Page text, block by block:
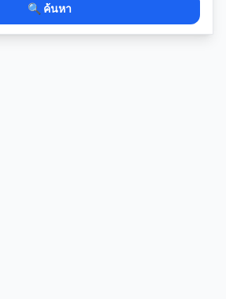
🔍 ค้นหา